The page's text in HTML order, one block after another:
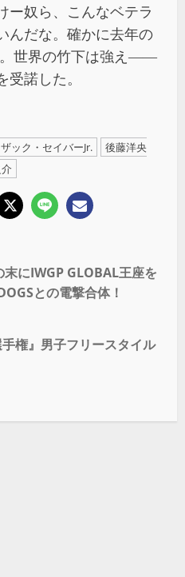
ー奴ら、こんなベテラ
んだな。確かに去年の
世界の竹下は強え――
諾した。
ザック・セイバーJr.
後藤洋央
末にIWGP GLOBAL王座を
との電撃合体！
権』男子フリースタイル